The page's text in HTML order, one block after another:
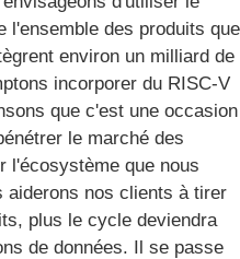
l'ensemble des produits que
environ un milliard de
incorporer du RISC-V
que c'est une occasion
le marché des
l'écosystème que nous
aiderons nos clients à tirer
plus le cycle deviendra
de données. Il se passe